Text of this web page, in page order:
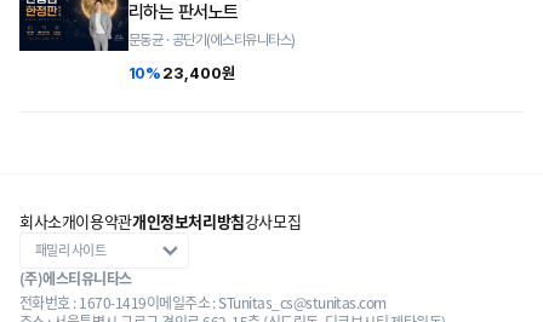
리하는 판서노트
문동균 · 공단기(에스티유니타스)
10% 23,400원
회사소개이용약관개인정보처리방침강사모집
(주)에스티유니타스
전화번호 : 1670-1419이메일주소 : STunitas_cs@stunitas.com